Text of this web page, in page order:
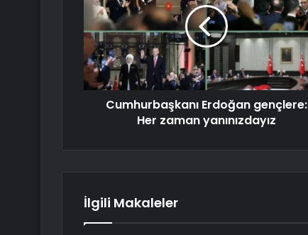
Cumhurbaşkanı Erdoğan gençlere:
Her zaman yanınızdayız
İlgili Makaleler